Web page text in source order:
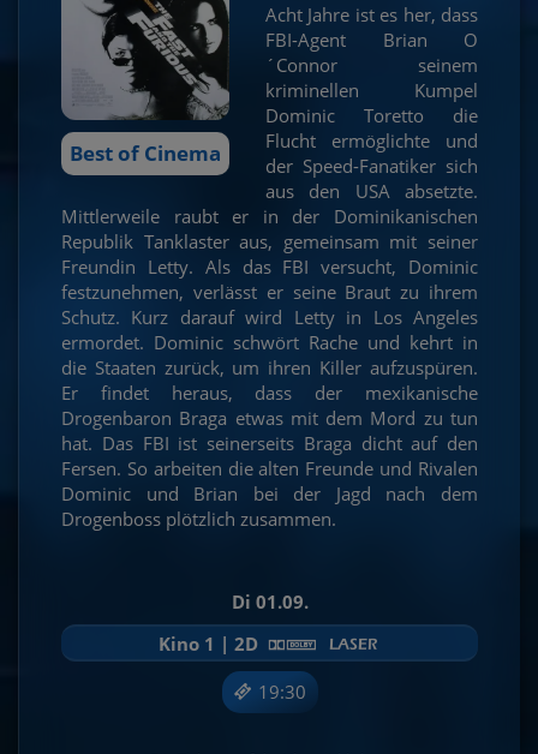
Best of Cinema
Acht Jahre ist es her, dass
FBI-Agent Brian O
´Connor seinem
kriminellen Kumpel
Dominic Toretto die
Flucht ermöglichte und
der Speed-Fanatiker sich
aus den USA absetzte.
Mittlerweile raubt er in der Dominikanischen
Republik Tanklaster aus, gemeinsam mit seiner
Freundin Letty. Als das FBI versucht, Dominic
festzunehmen, verlässt er seine Braut zu ihrem
Schutz. Kurz darauf wird Letty in Los Angeles
ermordet. Dominic schwört Rache und kehrt in
die Staaten zurück, um ihren Killer aufzuspüren.
Er findet heraus, dass der mexikanische
Drogenbaron Braga etwas mit dem Mord zu tun
hat. Das FBI ist seinerseits Braga dicht auf den
Fersen. So arbeiten die alten Freunde und Rivalen
Dominic und Brian bei der Jagd nach dem
Drogenboss plötzlich zusammen.
Di 01.09.
19:30
Kino 1 | 2D